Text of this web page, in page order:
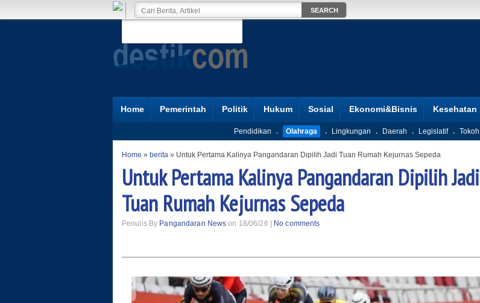
Home Pemerintah Politik Hukum Sosial Ekonomi&Bisnis Kesehatan
Pendidikan . Olahraga . Lingkungan . Daerah . Legislatif . Tokoh
Home » berita » Untuk Pertama Kalinya Pangandaran Dipilih Jadi Tuan Rumah Kejurnas Sepeda
Untuk Pertama Kalinya Pangandaran Dipilih Jadi
Tuan Rumah Kejurnas Sepeda
Penulis By Pangandaran News on 18/06/26 | No comments